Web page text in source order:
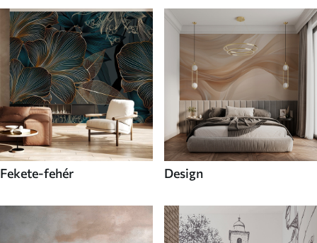
Fekete-fehér Design